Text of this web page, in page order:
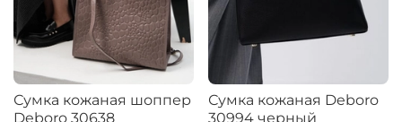
Сумка кожаная шоппер
Deboro 30638
Сумка кожаная Deboro
30994 черный